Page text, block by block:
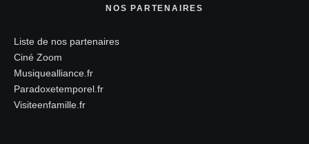
NOS PARTENAIRES
Liste de nos partenaires
Ciné Zoom
Musiquealliance.fr
Paradoxetemporel.fr
Visiteenfamille.fr